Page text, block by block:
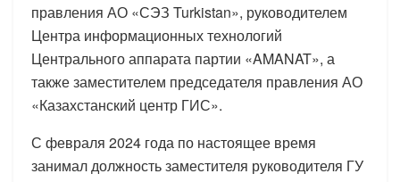
правления АО «СЭЗ Turkistan», руководителем
Центра информационных технологий
Центрального аппарата партии «AMANAT», а
также заместителем председателя правления АО
«Казахстанский центр ГИС».
С февраля 2024 года по настоящее время
занимал должность заместителя руководителя ГУ